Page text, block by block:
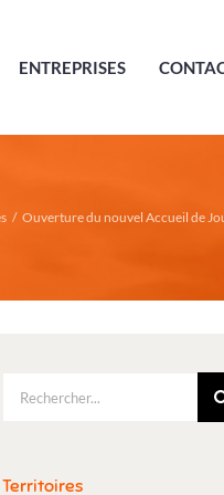
ENTREPRISES
/ Ouverture du nouvel Accueil de
Rechercher:
Territoires